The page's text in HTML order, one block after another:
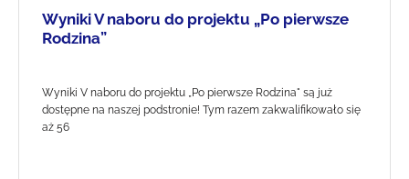
Wyniki V naboru do projektu „Po pierwsze
Rodzina”
Wyniki V naboru do projektu „Po pierwsze Rodzina" są już
dostępne na naszej podstronie! Tym razem zakwalifikowało się
aż 56